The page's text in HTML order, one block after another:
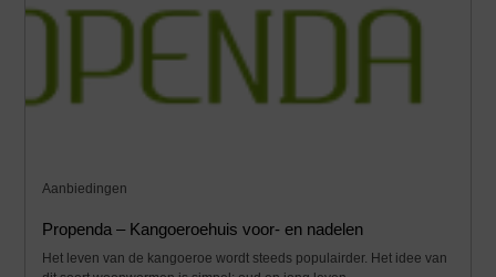
Aanbiedingen
Propenda – Kangoeroehuis voor- en nadelen
Het leven van de kangoeroe wordt steeds populairder. Het idee van